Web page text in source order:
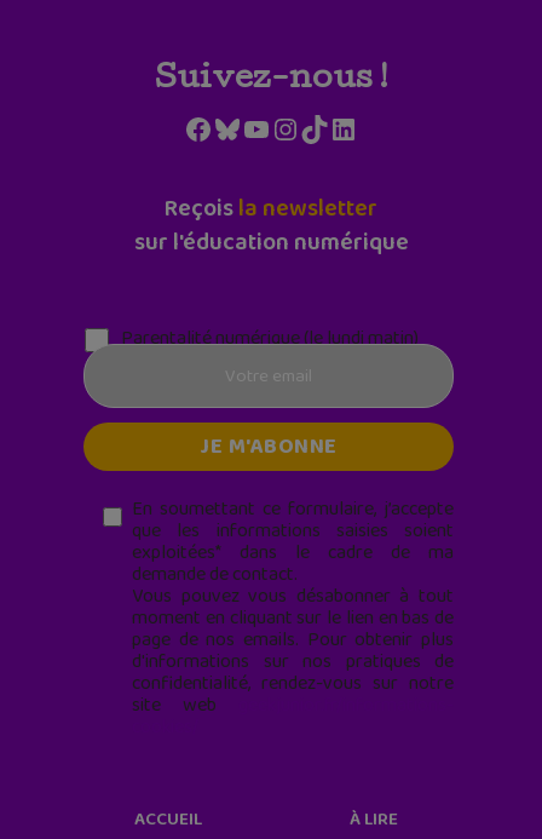
Suivez-nous !
Facebook
Bluesky
YouTube
Instagram
TikTokLinkedIn
Reçoisla newsletter
sur l'éducation numérique
Parentalité numérique (le lundi matin)
En soumettant ce formulaire, j’accepte
que les informations saisies soient
exploitées* dans le cadre de ma
demande de contact.
Vous pouvez vous désabonner à tout
moment en cliquant sur le lien en bas de
page de nos emails. Pour obtenir plus
d'informations sur nos pratiques de
confidentialité, rendez-vous sur notre
site web
ACCUEIL À LIRE